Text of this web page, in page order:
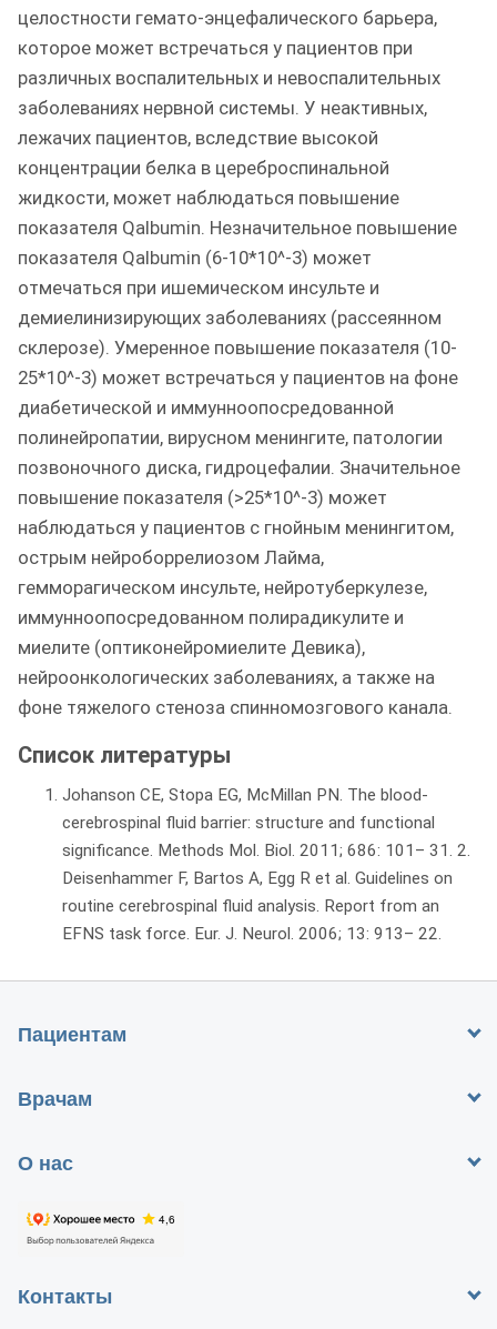
целостности гемато-энцефалического барьера,
которое может встречаться у пациентов при
различных воспалительных и невоспалительных
заболеваниях нервной системы. У неактивных,
лежачих пациентов, вследствие высокой
концентрации белка в цереброспинальной
жидкости, может наблюдаться повышение
показателя Qalbumin. Незначительное повышение
показателя Qalbumin (6-10*10^-3) может
отмечаться при ишемическом инсульте и
демиелинизирующих заболеваниях (рассеянном
склерозе). Умеренное повышение показателя (10-
25*10^-3) может встречаться у пациентов на фоне
диабетической и иммунноопосредованной
полинейропатии, вирусном менингите, патологии
позвоночного диска, гидроцефалии. Значительное
повышение показателя (>25*10^-3) может
наблюдаться у пациентов с гнойным менингитом,
острым нейроборрелиозом Лайма,
гемморагическом инсульте, нейротуберкулезе,
иммунноопосредованном полирадикулите и
миелите (оптиконейромиелите Девика),
нейроонкологических заболеваниях, а также на
фоне тяжелого стеноза спинномозгового канала.
Список литературы
Johanson CE, Stopa EG, McMillan PN. The blood‐
cerebrospinal fluid barrier: structure and functional
significance. Methods Mol. Biol. 2011; 686: 101– 31. 2.
Deisenhammer F, Bartos A, Egg R et al. Guidelines on
routine cerebrospinal fluid analysis. Report from an
EFNS task force. Eur. J. Neurol. 2006; 13: 913– 22.
Пациентам
Врачам
О нас
Контакты